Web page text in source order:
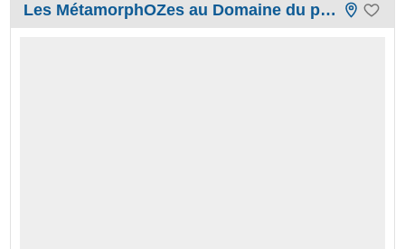
Les MétamorphOZes au Domaine du prieuré